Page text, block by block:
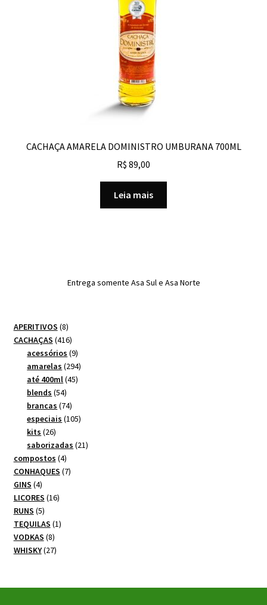
CACHAÇA AMARELA DOMINISTRO UMBURANA 700ML
R$ 89,00
Leia mais
Entrega somente Asa Sul e Asa Norte
APERITIVOS 88
produtos
CACHAÇAS 416416
produtos
acessórios 99
produtos
amarelas 294294
até 400ml 4545
blends 5454
produtos
brancas 7474
produtos
especiais 105105
kits 2626
produtos
saborizadas 2121
compostos 44
produtos
CONHAQUES 77
GINS 44
produtos
LICORES 1616
RUNS 55
produtos
TEQUILAS 11
VODKAS 88
produtos
WHISKY 2727